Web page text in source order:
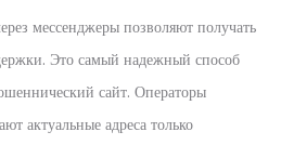
мессенджеры позволяют получать
Это самый надежный способ
сайт. Операторы
актуальные адреса только